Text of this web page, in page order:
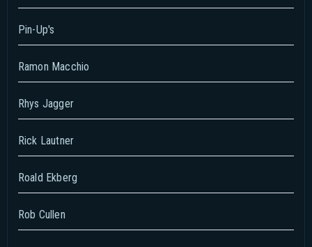
Pin-Up's
Ramon Macchio
Rhys Jagger
Rick Lautner
Roald Ekberg
Rob Cullen